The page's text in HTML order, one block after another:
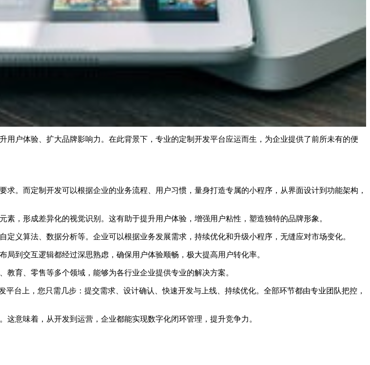
户体验、扩大品牌影响力。在此背景下，专业的定制开发平台应运而生，为企业提供了前所未有的便
。而定制开发可以根据企业的业务流程、用户习惯，量身打造专属的小程序，从界面设计到功能架构，
，形成差异化的视觉识别。这有助于提升用户体验，增强用户粘性，塑造独特的品牌形象。
义算法、数据分析等。企业可以根据业务发展需求，持续优化和升级小程序，无缝应对市场变化。
到交互逻辑都经过深思熟虑，确保用户体验顺畅，极大提高用户转化率。
育、零售等多个领域，能够为各行业企业提供专业的解决方案。
台上，您只需几步：提交需求、设计确认、快速开发与上线、持续优化。全部环节都由专业团队把控，
意味着，从开发到运营，企业都能实现数字化闭环管理，提升竞争力。